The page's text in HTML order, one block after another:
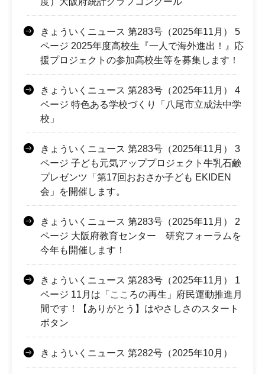
きょういくニュース 第283号（2025年11月） 5
ページ 2025年度高校生『一人で海外進出！』応
援プロジェクトの参加高校生等を募集します！
きょういくニュース 第283号（2025年11月） 4
ページ 特色ある学校づくり「八尾市立成法中学
校」
きょういくニュース 第283号（2025年11月） 3
ページ 子ども元気アッププロジェクト牛乳石鹸
プレゼンツ「第17回おおさか子ども EKIDEN
会」を開催します。
きょういくニュース 第283号（2025年11月） 2
ページ 大阪府教育センター 研究フォーラムを
今年も開催します！
きょういくニュース 第283号（2025年11月） 1
ページ 11月は「こころの再生」府民運動推進月
間です！【ありがとう】はやさしさのスタート
ボタン
きょういくニュース 第282号（2025年10月）